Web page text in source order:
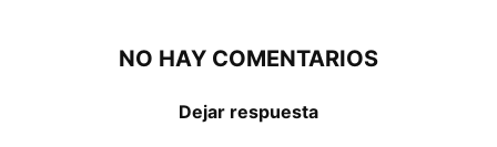
NO HAY COMENTARIOS
Dejar respuesta